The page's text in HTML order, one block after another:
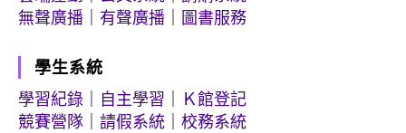
無聲廣播
有聲廣播 圖書服務
學生系統
學習紀錄
自主學習
Ｋ館登記
競賽營隊
請假系統 校務系統